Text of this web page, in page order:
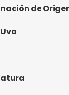
de